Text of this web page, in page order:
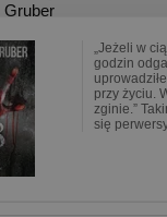
Gruber
„Jeżeli w
godzin
przy życiu.
zginie.”
się